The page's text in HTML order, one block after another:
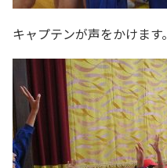
キャプテンが声をかけます。